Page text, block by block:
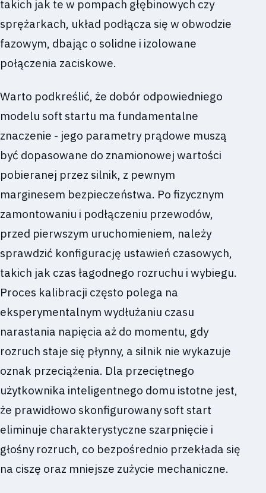
takich jak te w pompach głębinowych czy
sprężarkach, układ podłącza się w obwodzie
fazowym, dbając o solidne i izolowane
połączenia zaciskowe.
Warto podkreślić, że dobór odpowiedniego
modelu soft startu ma fundamentalne
znaczenie - jego parametry prądowe muszą
być dopasowane do znamionowej wartości
pobieranej przez silnik, z pewnym
marginesem bezpieczeństwa. Po fizycznym
zamontowaniu i podłączeniu przewodów,
przed pierwszym uruchomieniem, należy
sprawdzić konfigurację ustawień czasowych,
takich jak czas łagodnego rozruchu i wybiegu.
Proces kalibracji często polega na
eksperymentalnym wydłużaniu czasu
narastania napięcia aż do momentu, gdy
rozruch staje się płynny, a silnik nie wykazuje
oznak przeciążenia. Dla przeciętnego
użytkownika inteligentnego domu istotne jest,
że prawidłowo skonfigurowany soft start
eliminuje charakterystyczne szarpnięcie i
głośny rozruch, co bezpośrednio przekłada się
na ciszę oraz mniejsze zużycie mechaniczne.